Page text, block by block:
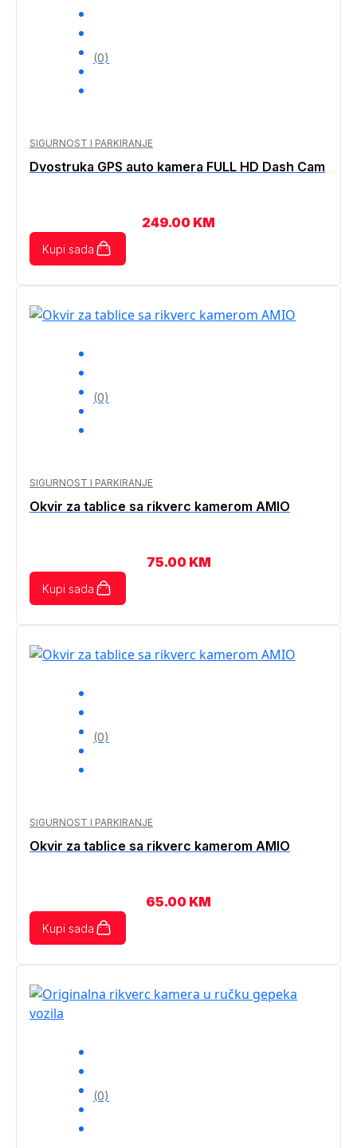
(0)
SIGURNOST I PARKIRANJE
Dvostruka GPS auto kamera FULL HD Dash Cam
249.00 KM
Kupi sada
(0)
SIGURNOST I PARKIRANJE
Okvir za tablice sa rikverc kamerom AMIO
75.00 KM
Kupi sada
(0)
SIGURNOST I PARKIRANJE
Okvir za tablice sa rikverc kamerom AMIO
65.00 KM
Kupi sada
(0)